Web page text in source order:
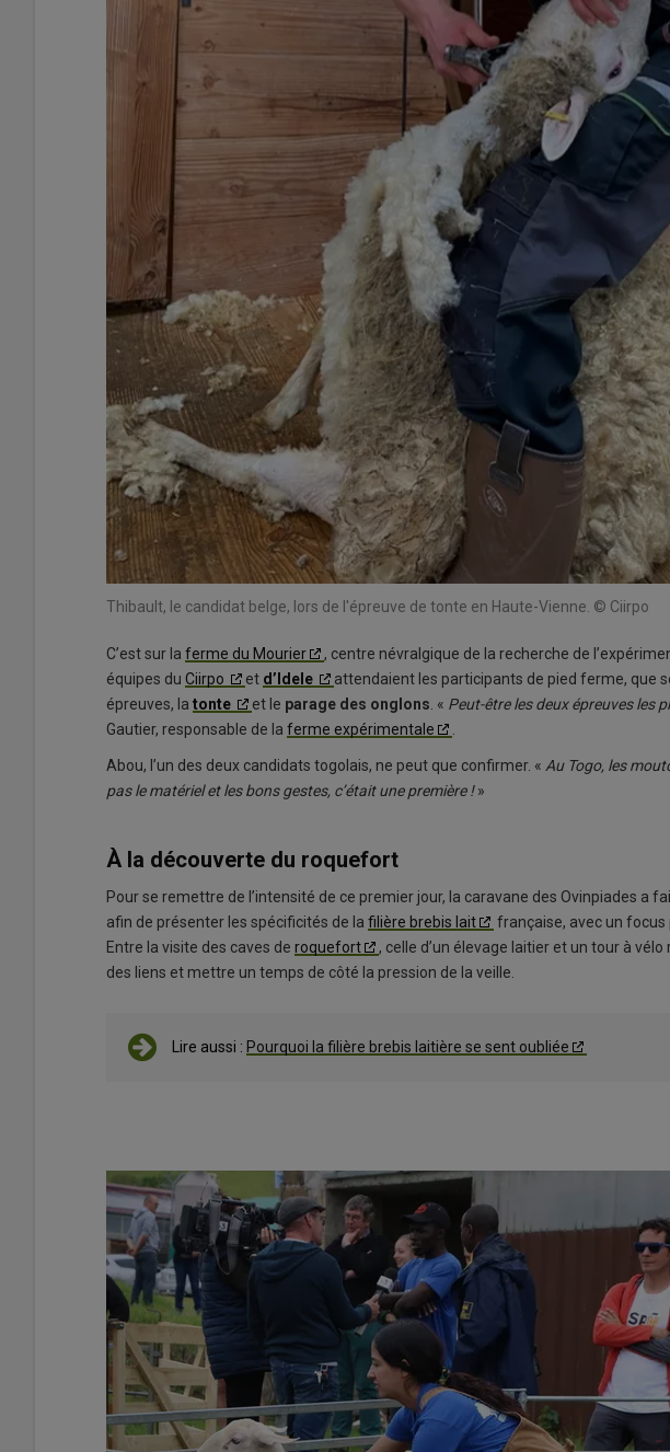
Thibault, le candidat belge, lors de l'épreuve de tonte en Haute-Vienne. © Ciirpo
C’est sur la ferme du Mourier
, centre névralgique de la recherche de
équipes du Ciirpo et d’Idele
attendaient les participants de pied ferme, que
épreuves, la tonte et le parage des onglons. « Peut-être les deux épreuves les
Gautier, responsable de la ferme expérimentale .
Abou, l’un des deux candidats togolais, ne peut que confirmer. « Au Togo, les
pas le matériel et les bons gestes, c’était une première !»
À la découverte du roquefort
Pour se remettre de l’intensité de ce premier jour, la caravane des Ovinpiades a
afin de présenter les spécificités de la filière brebis lait française, avec un focus
Entre la visite des caves de roquefort
, celle d’un élevage laitier et un tour à
des liens et mettre un temps de côté la pression de la veille.
Lire aussi : Pourquoi la filière brebis laitière se sent oubliée